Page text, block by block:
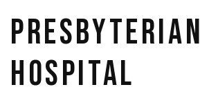
PRESBYTERIAN
HOSPITAL